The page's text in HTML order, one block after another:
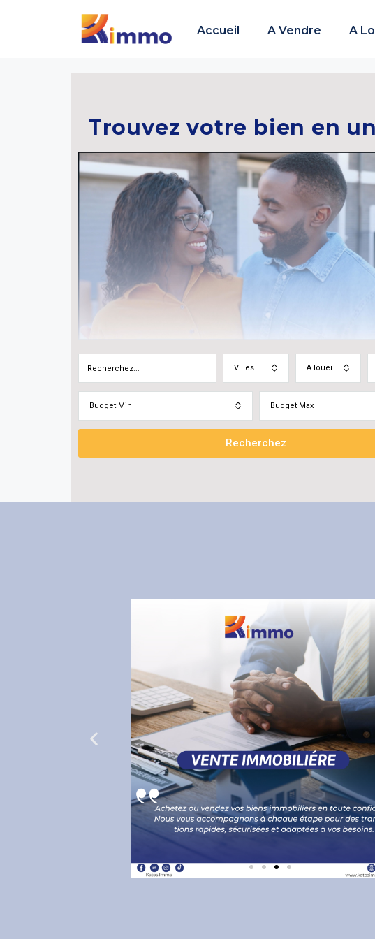
Accueil A Vendre A
Trouvez votre bien en
Villes A louer
Budget Min Budget Max
Recherchez